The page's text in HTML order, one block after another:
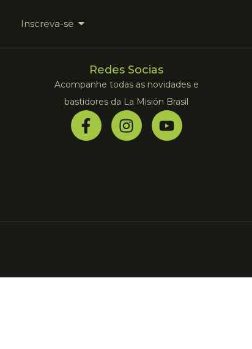
Inscreva-se
Redes Socias
Acompanhe todas as novidades e
bastidores da La Misión Brasil